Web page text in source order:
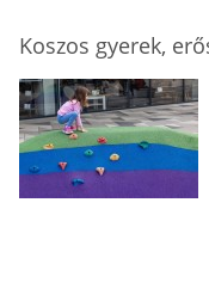
Koszos gyerek,